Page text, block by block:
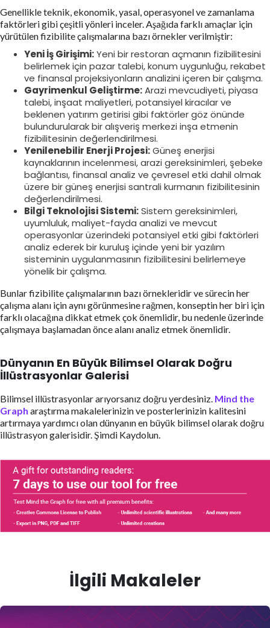
Genellikle teknik, ekonomik, yasal, operasyonel ve zamanlama
faktörleri gibi çeşitli yönleri inceler. Aşağıda farklı amaçlar için
yürütülen fizibilite çalışmalarına bazı örnekler verilmiştir:
Yeni İş Girişimi:Yeni bir restoran açmanın fizibilitesini
belirlemek için pazar talebi, konum uygunluğu, rekabet
ve finansal projeksiyonların analizini içeren bir çalışma.
Gayrimenkul Geliştirme:Arazi mevcudiyeti, piyasa
talebi, inşaat maliyetleri, potansiyel kiracılar ve
beklenen yatırım getirisi gibi faktörler göz önünde
bulundurularak bir alışveriş merkezi inşa etmenin
fizibilitesinin değerlendirilmesi.
Yenilenebilir Enerji Projesi:Güneş enerjisi
kaynaklarının incelenmesi, arazi gereksinimleri, şebeke
bağlantısı, finansal analiz ve çevresel etki dahil olmak
üzere bir güneş enerjisi santrali kurmanın fizibilitesinin
değerlendirilmesi.
Bilgi Teknolojisi Sistemi:Sistem gereksinimleri,
uyumluluk, maliyet-fayda analizi ve mevcut
operasyonlar üzerindeki potansiyel etki gibi faktörleri
analiz ederek bir kuruluş içinde yeni bir yazılım
sisteminin uygulanmasının fizibilitesini belirlemeye
yönelik bir çalışma.
Bunlar fizibilite çalışmalarının bazı örnekleridir ve sürecin her
çalışma alanı için aynı görünmesine rağmen, konseptin her biri için
farklı olacağına dikkat etmek çok önemlidir, bu nedenle üzerinde
çalışmaya başlamadan önce alanı analiz etmek önemlidir.
Dünyanın En Büyük Bilimsel Olarak Doğru
İllüstrasyonlar Galerisi
Bilimsel illüstrasyonlar arıyorsanız doğru yerdesiniz. Mind the
Graph araştırma makalelerinizin ve posterlerinizin kalitesini
artırmaya yardımcı olan dünyanın en büyük bilimsel olarak doğru
illüstrasyon galerisidir. Şimdi Kaydolun.
İlgili Makaleler